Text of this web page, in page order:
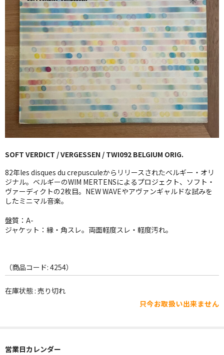
Categories
New Arrivals
新譜
GG RECORD （当店のレーベル）
全商品
JAZZ-US
BLUE NOTE
JAZZ-EU
JAZZ-JP
JAZZ-VOCAL
J-POP
FOLK,SSW
レア盤（1万円以上）
SOFT VERDICT / VERGESSEN / TWI092 BELGIUM ORIG.
82年les disques du crepusculeからリリースされたベルギー・オリ
ジナル。ベルギーのWIM MERTENSによるプロジェクト、ソフト・
ヴァーディクトの2枚目。NEW WAVEやアヴァンギャルドな試みを
したミニマル音楽。
盤質：A-
ジャケット：縁・角スレ。両面軽度スレ・軽度汚れ。
（商品コード: 4254）
在庫状態 : 売り切れ
只今お取扱い出来ません
営業日カレンダー